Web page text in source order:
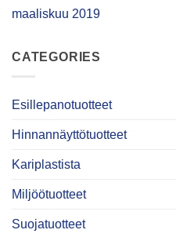
maaliskuu 2019
CATEGORIES
Esillepanotuotteet
Hinnannäyttötuotteet
Kariplastista
Miljöötuotteet
Suojatuotteet